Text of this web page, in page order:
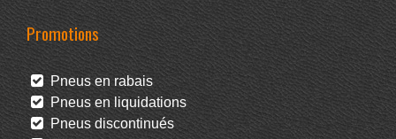
Promotions
Pneus en rabais
Pneus en liquidations
Pneus discontinués